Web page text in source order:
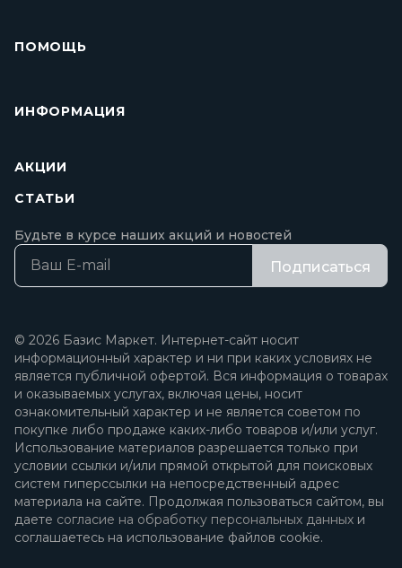
ПОМОЩЬ
ИНФОРМАЦИЯ
АКЦИИ
СТАТЬИ
Будьте в курсе наших акций и новостей
Подписаться
© 2026 Базис Маркет. Интернет-сайт носит
информационный характер и ни при каких условиях не
является публичной офертой. Вся информация о товарах
и оказываемых услугах, включая цены, носит
ознакомительный характер и не является советом по
покупке либо продаже каких-либо товаров и/или услуг.
Использование материалов разрешается только при
условии ссылки и/или прямой открытой для поисковых
систем гиперссылки на непосредственный адрес
материала на сайте. Продолжая пользоваться сайтом, вы
даете согласие на обработку персональных данных и
соглашаетесь на использование файлов cookie.